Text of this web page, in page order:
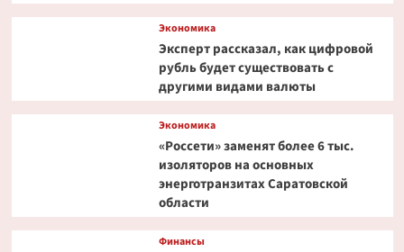
Экономика
Эксперт рассказал, как цифровой
рубль будет существовать с
другими видами валюты
Экономика
«Россети» заменят более 6 тыс.
изоляторов на основных
энерготранзитах Саратовской
области
Финансы